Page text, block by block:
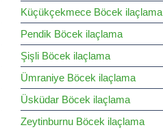
Küçükçekmece Böcek ilaçlama
Pendik Böcek ilaçlama
Şişli Böcek ilaçlama
Ümraniye Böcek ilaçlama
Üsküdar Böcek ilaçlama
Zeytinburnu Böcek ilaçlama